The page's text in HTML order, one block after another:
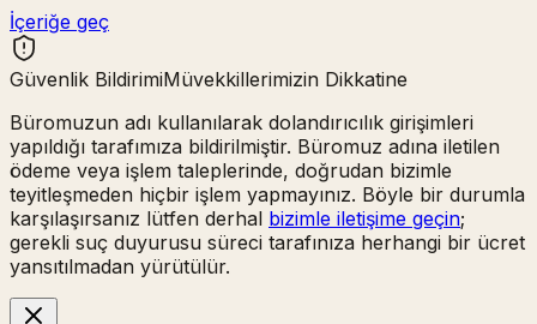
İçeriğe geç
Güvenlik BildirimiMüvekkillerimizin Dikkatine
Büromuzun adı kullanılarak dolandırıcılık girişimleri
yapıldığı tarafımıza bildirilmiştir. Büromuz adına iletilen
ödeme veya işlem taleplerinde, doğrudan bizimle
teyitleşmeden hiçbir işlem yapmayınız. Böyle bir durumla
karşılaşırsanız lütfen derhal bizimle iletişime geçin;
gerekli suç duyurusu süreci tarafınıza herhangi bir ücret
yansıtılmadan yürütülür.